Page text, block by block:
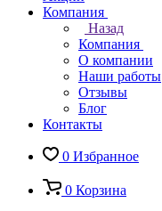
Компания
Назад
Компания
О компании
Наши работы
Отзывы
Блог
Контакты
0 Избранное
0 Корзина